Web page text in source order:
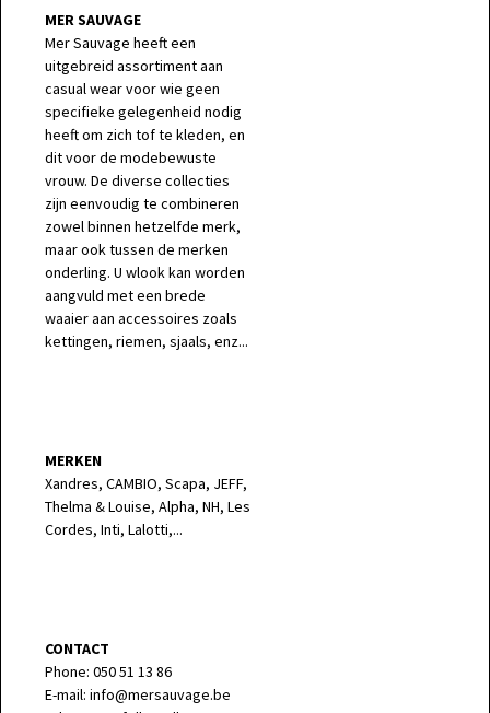
MER SAUVAGE
Mer Sauvage heeft een
uitgebreid assortiment aan
casual wear voor wie geen
specifieke gelegenheid nodig
heeft om zich tof te kleden, en
dit voor de modebewuste
vrouw. De diverse collecties
zijn eenvoudig te combineren
zowel binnen hetzelfde merk,
maar ook tussen de merken
onderling. U wlook kan worden
aangvuld met een brede
waaier aan accessoires zoals
kettingen, riemen, sjaals, enz...
MERKEN
Xandres, CAMBIO, Scapa, JEFF,
Thelma & Louise, Alpha, NH, Les
Cordes, Inti, Lalotti,...
CONTACT
Phone: 050 51 13 86
E-mail: info@mersauvage.be